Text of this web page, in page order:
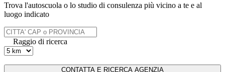
Trova l'autoscuola o lo studio di consulenza più vicino a te e al
luogo indicato
Raggio di ricerca